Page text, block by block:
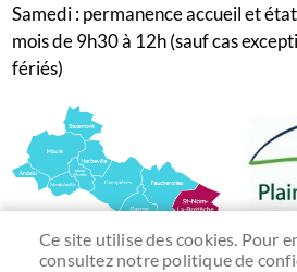
Samedi : permanence accueil et
mois de 9h30 à 12h (sauf cas
fériés)
Ce site utilise des cookies. Pour
consultez notre politique de